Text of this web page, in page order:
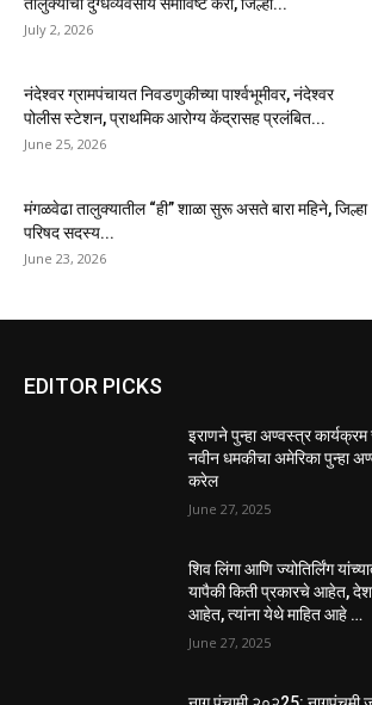
तालुक्याचा दुग्धव्यवसाय समाविष्ट करा, जिल्हा...
July 2, 2026
नंदेश्वर ग्रामपंचायत निवडणुकीच्या पार्श्वभूमीवर, नंदेश्वर
पोलीस स्टेशन, प्राथमिक आरोग्य केंद्रासह प्रलंबित...
June 25, 2026
मंगळवेढा तालुक्यातील “ही” शाळा सुरू असते बारा महिने, जिल्हा
परिषद सदस्य...
June 23, 2026
EDITOR PICKS
इराणने पुन्हा अण्वस्त्र
नवीन धमकीचा अमेरिका पुन्हा
करेल
June 27, 2025
शिव लिंगा आणि ज्योतिर्लिंग
यापैकी किती प्रकारचे आहेत,
आहेत, त्यांना येथे माहित आहे …
June 27, 2025